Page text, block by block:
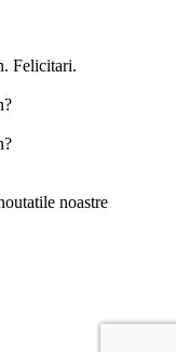
Felicitari.
noastre